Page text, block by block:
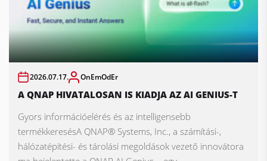
2026.07.17. OnEmOdEr
A QNAP HIVATALOSAN IS KIADJA AZ AI GENIUS-T
Gyors információelérés és az intelligensebb
termékkeresésA QNAP® Systems, Inc., a számítási-,
hálózatépítési- és tárolási megoldások vezető innovátora